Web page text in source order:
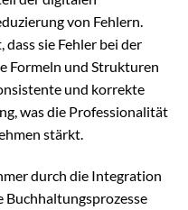
von Fehlern.
sie Fehler bei der
Formeln und Strukturen
und korrekte
was die Professionalität
stärkt.
durch die Integration
Buchhaltungsprozesse